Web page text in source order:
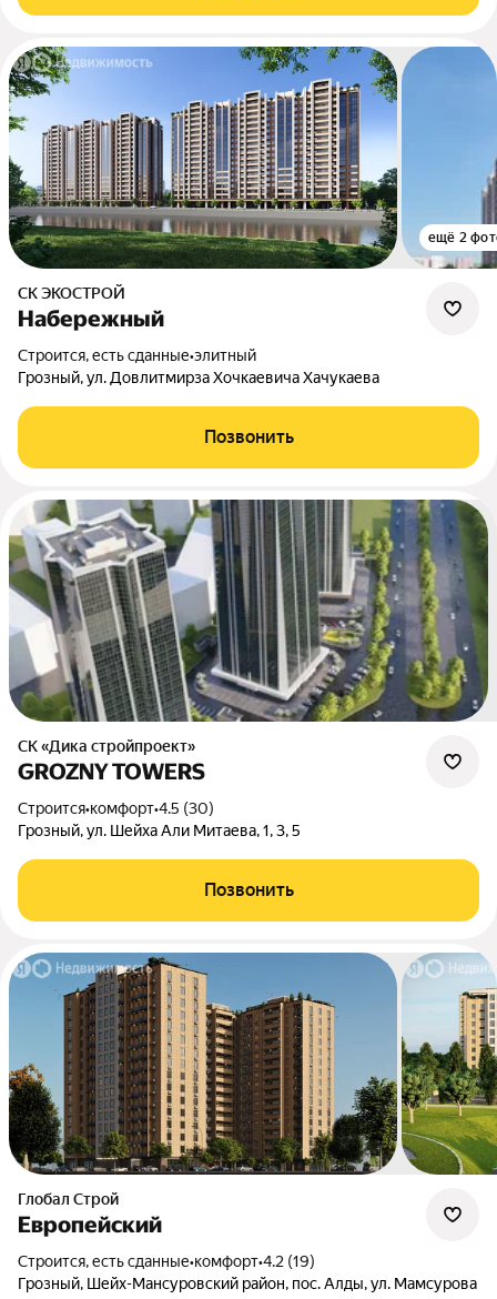
ещё 2
СК ЭКОСТРОЙ
Набережный
Строится, есть сданные•элитный
Грозный, ул. Довлитмирза Хочкаевича Хачукаева
Позвонить
СК «Дика стройпроект»
GROZNY TOWERS
Строится•комфорт•4.5 (30)
Грозный, ул. Шейха Али Митаева, 1, 3, 5
Позвонить
Глобал Строй
Европейский
Строится, есть сданные•комфорт•4.2 (19)
Грозный, Шейх-Мансуровский район, пос. Алды, ул. Мамсурова